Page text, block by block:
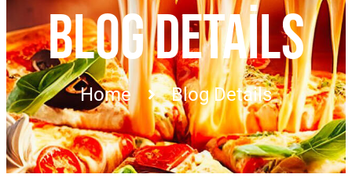
BLOG DETAILS
Home Blog Details